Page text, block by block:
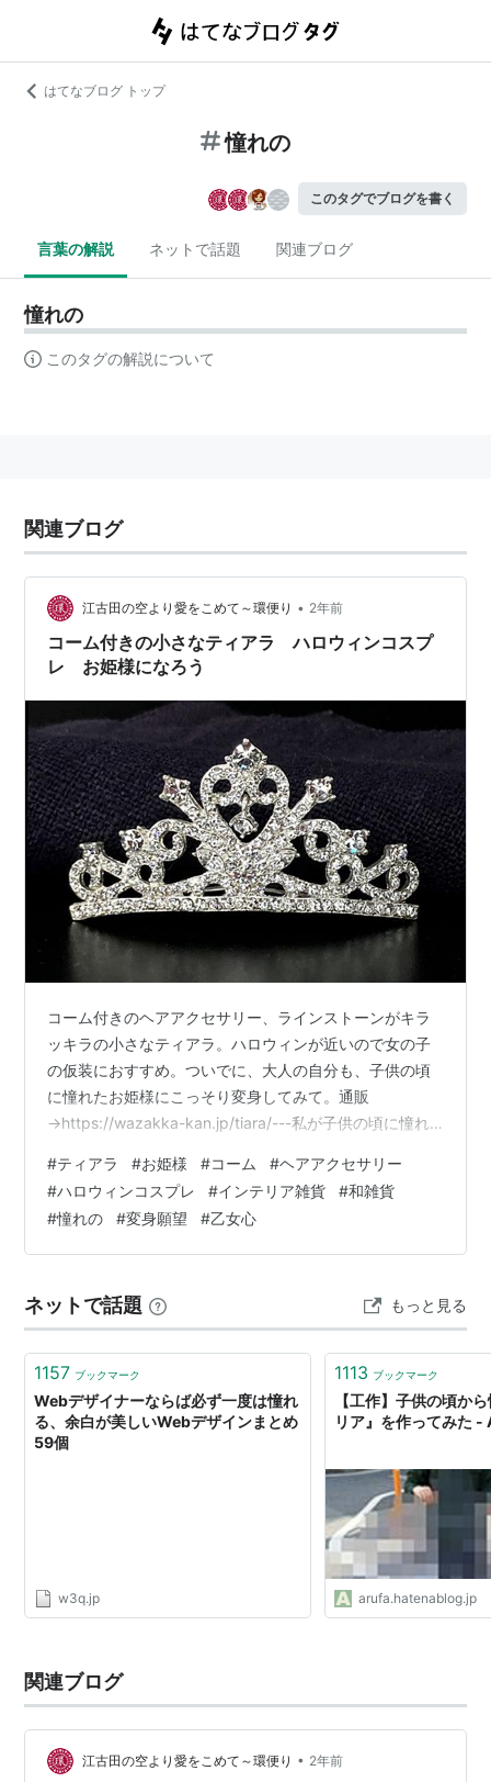
はてなブログ トップ
憧れの
このタグでブログを書く
言葉の解説 ネットで話題 関連ブログ
憧れの
このタグの解説について
関連ブログ
江古田の空より愛をこめて～環便り • 2年前
コーム付きの小さなティアラ ハロウィンコスプ
レ お姫様になろう
コーム付きのヘアアクセサリー、ラインストーンがキラ
ッキラの小さなティアラ。ハロウィンが近いので女の子
の仮装におすすめ。ついでに、大人の自分も、子供の頃
に憧れたお姫様にこっそり変身してみて。通販
→https://wazakka-kan.jp/tiara/---私が子供の頃に憧れ
ョン。袖口、肩口、首元、胸元、ティアードの段々スカ
ートの裾、全部フリルで飾りたかったけれど、生身の私
はそんなのに合わないタイプの子でした。今でも似合わ
ないけれど、好きなんですよね～。趣味の洋裁も何十年
メージ通りのフリフリが作…
#ティアラ #お姫様 #コーム #ヘアアクセサリー
#ハロウィンコスプレ #インテリア雑貨 #和雑貨
#憧れの #変身願望 #乙女心
ネットで話題 もっと見る
1157 ブックマーク
Webデザイナーならば必ず一度は憧れ
る、余白が美しいWebデザインまとめ
59個
w3q.jp
1113 ブックマーク
【工作】子供の頃か
リア』を作ってみた -
arufa.hatenablog.jp
関連ブログ
江古田の空より愛をこめて～環便り • 2年前